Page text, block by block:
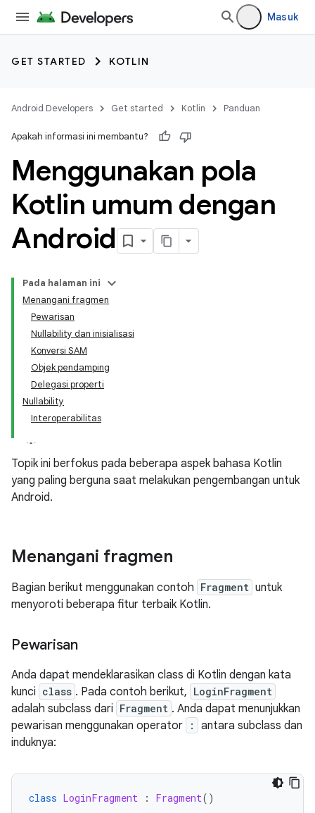
Masuk
GET STARTED KOTLIN
Android Developers Get started Kotlin Panduan
Apakah informasi ini membantu?
Menggunakan pola
Kotlin umum dengan
Android
Pada halaman ini
Menangani fragmen
Pewarisan
Nullability dan inisialisasi
Konversi SAM
Objek pendamping
Delegasi properti
Nullability
Interoperabilitas
Topik ini berfokus pada beberapa aspek bahasa Kotlin
yang paling berguna saat melakukan pengembangan untuk
Android.
Menangani fragmen
Bagian berikut menggunakan contoh Fragment untuk
menyoroti beberapa fitur terbaik Kotlin.
Pewarisan
Anda dapat mendeklarasikan class di Kotlin dengan kata
kunci class . Pada contoh berikut, LoginFragment
adalah subclass dari Fragment . Anda dapat menunjukkan
pewarisan menggunakan operator
:
antara subclass dan
induknya:
class LoginFragment : Fragment()